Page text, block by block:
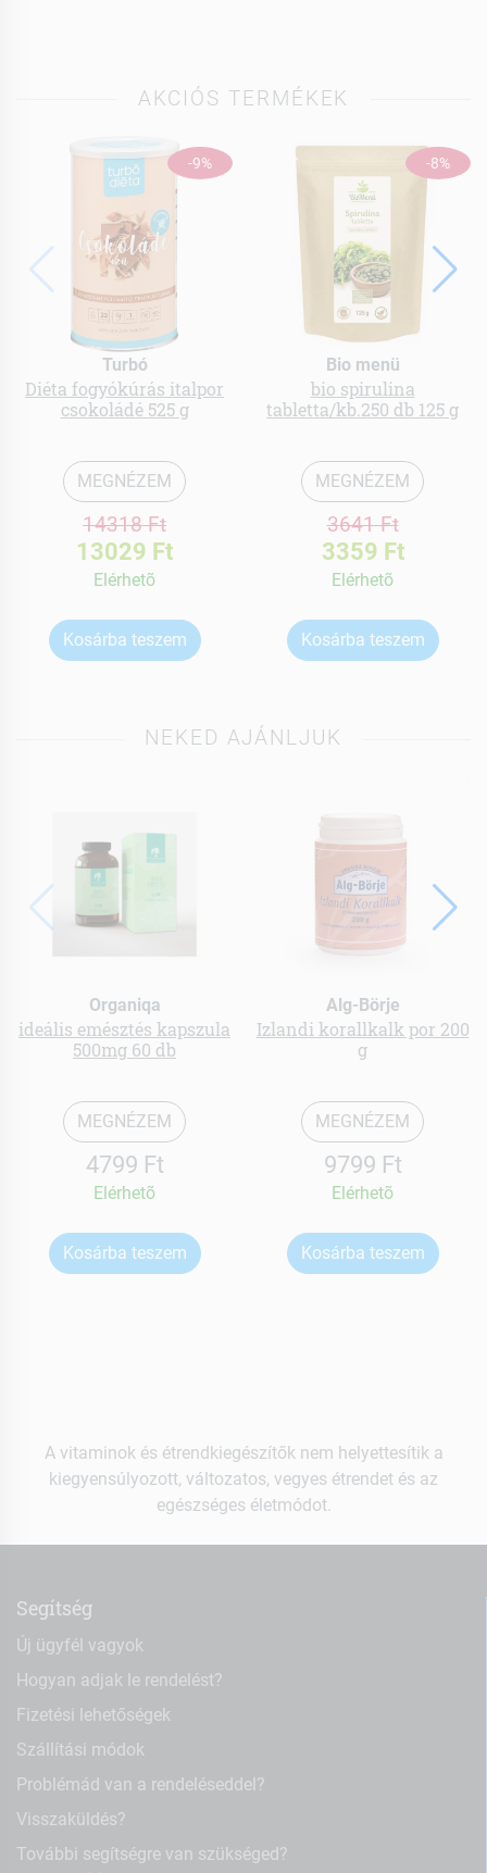
AKCIÓS TERMÉKEK
-9%
Turbó
Diéta fogyókúrás italpor
csokoládé 525 g
MEGNÉZEM
14318 Ft
13029 Ft
Elérhetõ
Kosárba teszem
-8%
Bio menü
bio spirulina
tabletta/kb.250 db 125 g
MEGNÉZEM
3641 Ft
3359 Ft
Elérhetõ
Kosárba teszem
NEKED AJÁNLJUK
Organiqa
ideális emésztés kapszula
500mg 60 db
MEGNÉZEM
4799 Ft
Elérhetõ
Kosárba teszem
Alg-Börje
Izlandi korallkalk por 200
g
MEGNÉZEM
9799 Ft
Elérhetõ
Kosárba teszem
A vitaminok és étrendkiegészítők nem helyettesítik a
kiegyensúlyozott, változatos, vegyes étrendet és az
egészséges életmódot.
Segítség
Új ügyfél vagyok
Hogyan adjak le rendelést?
Fizetési lehetőségek
Szállítási módok
Problémád van a rendeléseddel?
Visszaküldés?
További segítségre van szükséged?